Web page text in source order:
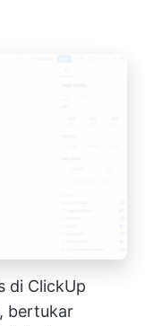
di ClickUp
bertukar